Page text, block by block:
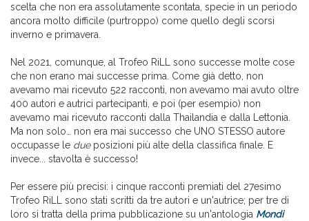
scelta che non era assolutamente scontata, specie in un periodo
ancora molto difficile (purtroppo) come quello degli scorsi
inverno e primavera.
Nel 2021, comunque, al Trofeo RiLL sono successe molte cose
che non erano mai successe prima. Come già detto, non
avevamo mai ricevuto 522 racconti, non avevamo mai avuto oltre
400 autori e autrici partecipanti, e poi (per esempio) non
avevamo mai ricevuto racconti dalla Thailandia e dalla Lettonia.
Ma non solo… non era mai successo che UNO STESSO autore
occupasse le dueposizioni più alte della classifica finale. E
invece... stavolta è successo!
Per essere più precisi: i cinque racconti premiati del 27esimo
Trofeo RiLL sono stati scritti da tre autori e un'autrice; per tre di
loro si tratta della prima pubblicazione su un'antologia Mondi